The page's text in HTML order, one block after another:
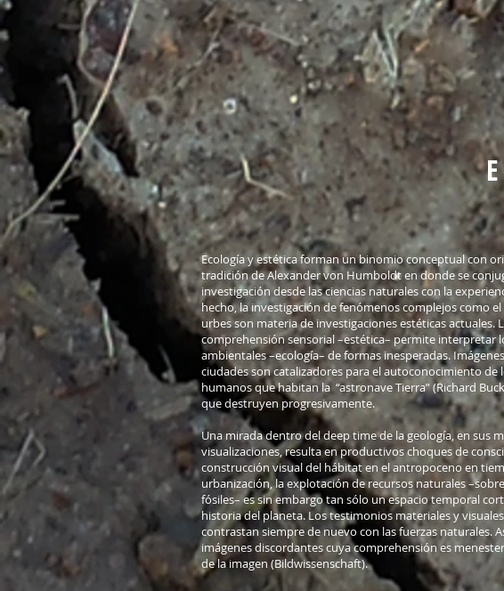
Ecología y estética forman un binomio conceptual con
tradición de Alexander von Humboldt en donde se
investigación desde las ciencias naturales con la
hecho, la investigación de fenómenos complejos como el
urbes son materia de investigaciones estéticas actuales.
comprehensión sensorial –estética– permite interpretar
ambientales –ecología– de formas inesperadas.
ciudades son catalizadores para el autoconocimiento de
humanos que habitan la “astronave Tierra” (Richard
que destruyen progresivamente.
Una mirada dentro del deep time de la geología, en sus
visualizaciones, resulta en productivos choques de
construcción visual del hábitat en el antropoceno en
urbanización, la explotación de recursos naturales
fósiles– es sin embargo tan sólo un espacio temporal
historia del planeta. Los testimonios materiales y
contrastan siempre de nuevo con las fuerzas naturales.
imágenes discordantes cuya comprehensión es
de la imagen (Bildwissenschaft).